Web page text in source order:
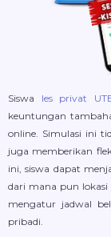
Siswa les privat
keuntungan
online. Simulasi ini
juga memberikan
ini, siswa dapat
dari mana pun
mengatur jadwal
pribadi.